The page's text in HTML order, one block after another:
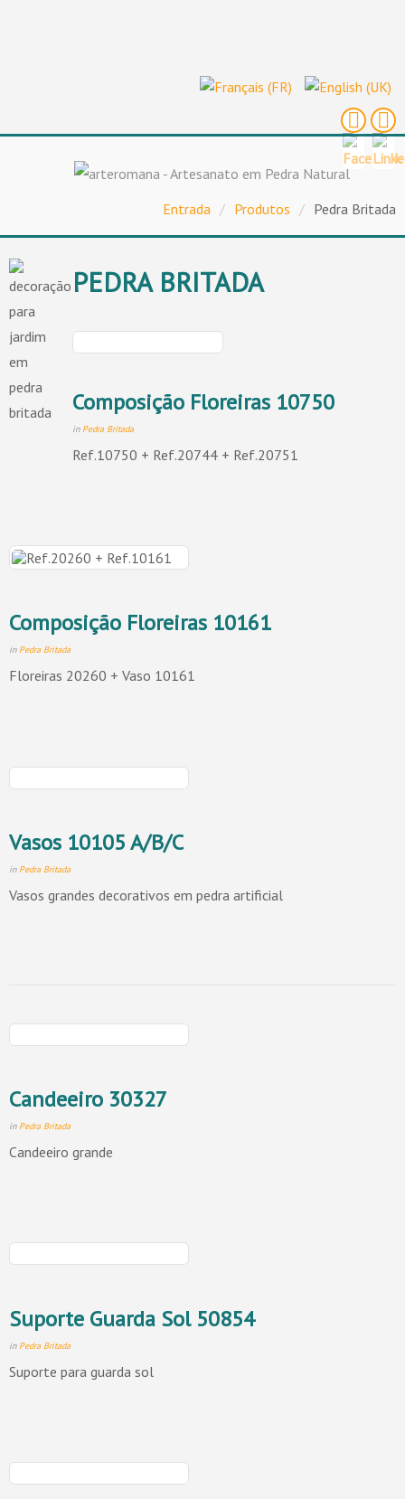
Entrada / Produtos / Pedra Britada
PEDRA BRITADA
Composição Floreiras 10750
in Pedra Britada
Ref.10750 + Ref.20744 + Ref.20751
Composição Floreiras 10161
in Pedra Britada
Floreiras 20260 + Vaso 10161
Vasos 10105 A/B/C
in Pedra Britada
Vasos grandes decorativos em pedra artificial
Candeeiro 30327
in Pedra Britada
Candeeiro grande
Suporte Guarda Sol 50854
in Pedra Britada
Suporte para guarda sol